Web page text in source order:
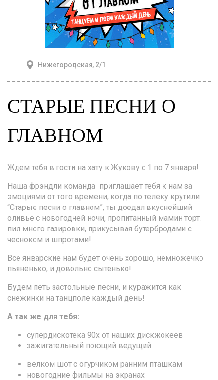
Нижегородская, 2/1
СТАРЫЕ ПЕСНИ О
ГЛАВНОМ
Ждем тебя в гости на хату к Жукову с 1 по 7 января!
Наша фрэндли команда приглашает тебя к нам за
эмоциями от того времени, когда по телеку крутили
“Старые песни о главном”, ты доедал вкуснейший
оливье с новогодней ночи, пропитанный мамин торт,
пил много газировки, прикусывая бутербродами с
чесноком и шпротами!
Все январские нам будет очень хорошо, немножечко
пьяненько, и довольно сытенько!
Будем петь застольные песни, и куражится как
снежинки на танцполе каждый день!
А так же для тебя:
супердискотека 90х от наших дискжокеев
зажигательный поющий ведущий
велком шот с огурчиком ранним пташкам
новогодние фильмы на экранах